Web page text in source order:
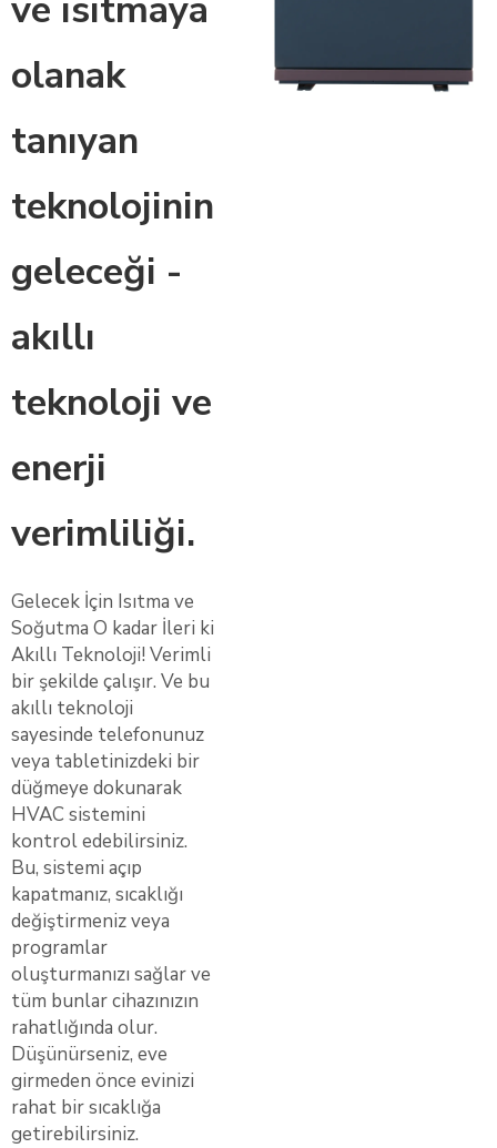
olanak
tanıyan
teknolojinin
geleceği -
akıllı
teknoloji ve
enerji
verimliliği.
Gelecek İçin Isıtma ve
Soğutma O kadar İleri ki
Akıllı Teknoloji! Verimli
bir şekilde çalışır. Ve bu
akıllı teknoloji
sayesinde telefonunuz
veya tabletinizdeki bir
düğmeye dokunarak
HVAC sistemini
kontrol edebilirsiniz.
Bu, sistemi açıp
kapatmanız, sıcaklığı
değiştirmeniz veya
programlar
oluşturmanızı sağlar ve
tüm bunlar cihazınızın
rahatlığında olur.
Düşünürseniz, eve
girmeden önce evinizi
rahat bir sıcaklığa
getirebilirsiniz.